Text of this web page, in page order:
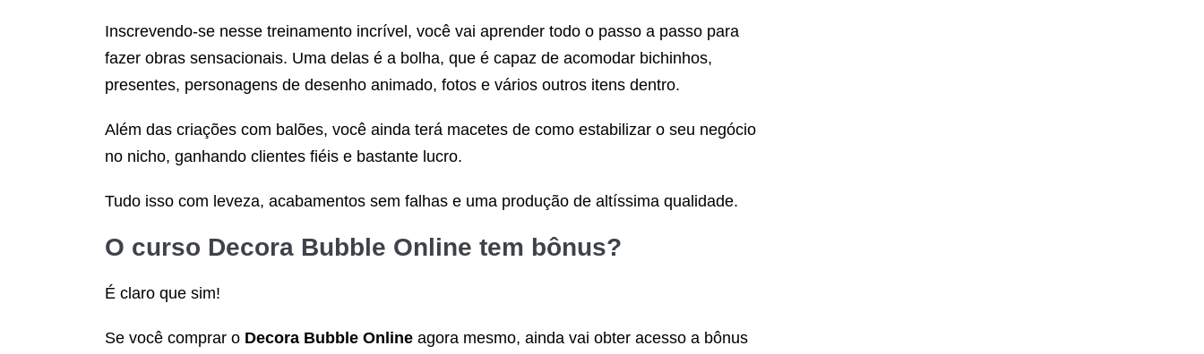
Inscrevendo-se nesse treinamento incrível, você vai aprender todo o passo a passo para
fazer obras sensacionais. Uma delas é a bolha, que é capaz de acomodar bichinhos,
presentes, personagens de desenho animado, fotos e vários outros itens dentro.
Além das criações com balões, você ainda terá macetes de como estabilizar o seu negócio
no nicho, ganhando clientes fiéis e bastante lucro.
Tudo isso com leveza, acabamentos sem falhas e uma produção de altíssima qualidade.
O curso Decora Bubble Online tem bônus?
É claro que sim!
Se você comprar o Decora Bubble Online agora mesmo, ainda vai obter acesso a bônus